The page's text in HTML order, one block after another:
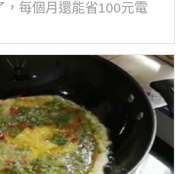
，每個月還能省100元電